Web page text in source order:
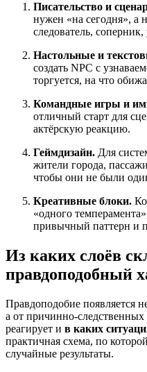
Писательство и
нужен «на сегодня», а
следователь, соперник,
Настольные и
создать NPC с
торгуется, на что
Командные игры и
отличный старт для
актёрскую реакцию.
Геймдизайн. Для
жители города,
чтобы они не были
Креативные блоки.
«одного
привычный паттерн и
Из каких слоёв
правдоподобный
Правдоподобие появляется
а от причинно‑следственных
реагирует и в каких
практичная схема, по
случайные результаты.